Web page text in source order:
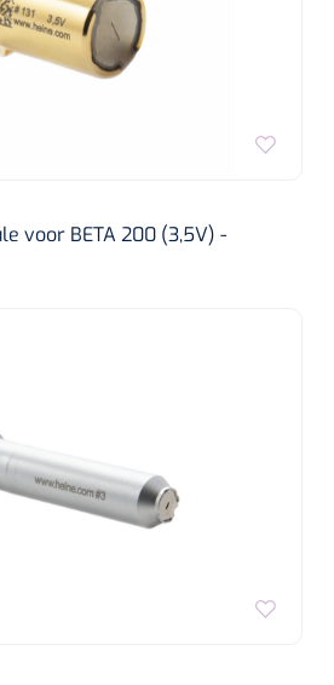
voor BETA 200 (3,5V) -